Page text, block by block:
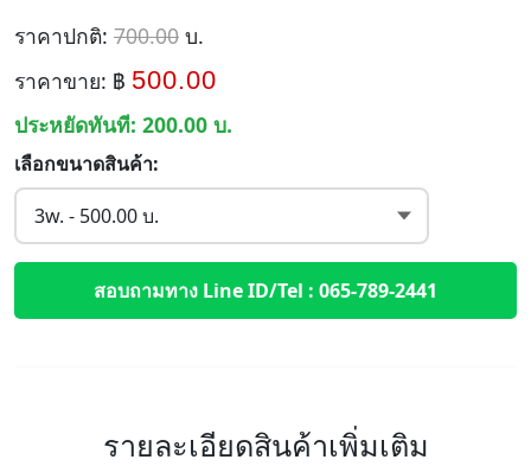
ราคาปกติ: 700.00 บ.
ราคาขาย: ฿ 500.00
ประหยัดทันที: 200.00 บ.
เลือกขนาดสินค้า:
สอบถามทาง Line ID/Tel : 065-789-2441
รายละเอียดสินค้าเพิ่มเติม